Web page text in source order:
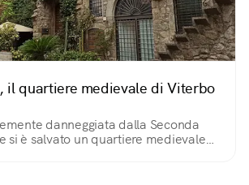
il quartiere medievale di Viterbo
danneggiata dalla Seconda
si è salvato un quartiere medievale